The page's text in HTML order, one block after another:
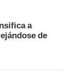
a
de